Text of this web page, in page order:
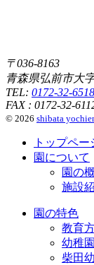
〒036-8163
青森県弘前市大
TEL: 0172-32-6518
FAX : 0172-32-
© 2026 shibata
トップペー
園について
園の
施設
園の特色
教育
幼稚
柴田